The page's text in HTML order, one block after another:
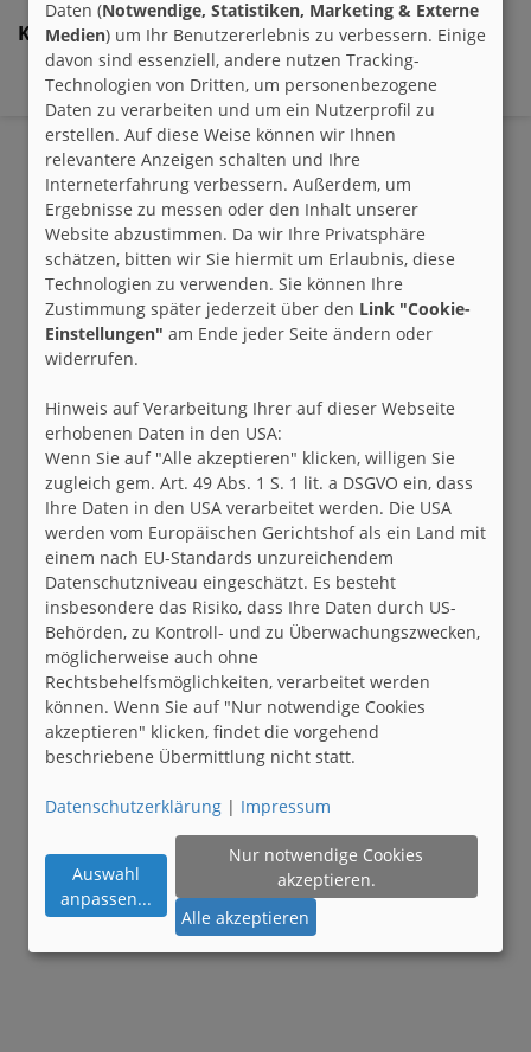
Kommentare:
- Keine Kommentare zu diesem Eintrag -
Daten (Notwendige, Statistiken, Marketing & Externe
Medien) um Ihr Benutzererlebnis zu verbessern. Einige
davon sind essenziell, andere nutzen Tracking-
Technologien von Dritten, um personenbezogene
Daten zu verarbeiten und um ein Nutzerprofil zu
erstellen. Auf diese Weise können wir Ihnen
relevantere Anzeigen schalten und Ihre
Interneterfahrung verbessern. Außerdem, um
Ergebnisse zu messen oder den Inhalt unserer
Website abzustimmen. Da wir Ihre Privatsphäre
schätzen, bitten wir Sie hiermit um Erlaubnis, diese
Technologien zu verwenden. Sie können Ihre
Zustimmung später jederzeit über den Link "Cookie-
Einstellungen" am Ende jeder Seite ändern oder
widerrufen.
Hinweis auf Verarbeitung Ihrer auf dieser Webseite
erhobenen Daten in den USA:
Wenn Sie auf "Alle akzeptieren" klicken, willigen Sie
zugleich gem. Art. 49 Abs. 1 S. 1 lit. a DSGVO ein, dass
Ihre Daten in den USA verarbeitet werden. Die USA
werden vom Europäischen Gerichtshof als ein Land mit
einem nach EU-Standards unzureichendem
Datenschutzniveau eingeschätzt. Es besteht
insbesondere das Risiko, dass Ihre Daten durch US-
Behörden, zu Kontroll- und zu Überwachungszwecken,
möglicherweise auch ohne
Rechtsbehelfsmöglichkeiten, verarbeitet werden
können. Wenn Sie auf "Nur notwendige Cookies
akzeptieren" klicken, findet die vorgehend
beschriebene Übermittlung nicht statt.
Datenschutzerklärung | Impressum
Auswahl
anpassen...
Nur notwendige Cookies
akzeptieren.
Alle akzeptieren